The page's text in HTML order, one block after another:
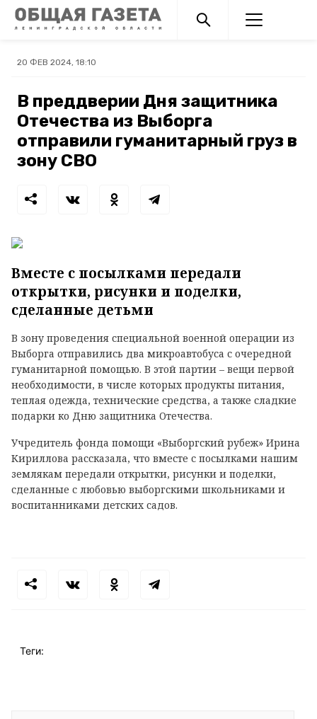
20 ФЕВ 2024, 18:10
В преддверии Дня защитника
Отечества из Выборга
отправили гуманитарный груз в
зону СВО
Вместе с посылками передали
открытки, рисунки и поделки,
сделанные детьми
В зону проведения специальной военной операции из
Выборга отправились два микроавтобуса с очередной
гуманитарной помощью. В этой партии – вещи первой
необходимости, в числе которых продукты питания,
теплая одежда, технические средства, а также сладкие
подарки ко Дню защитника Отечества.
Учредитель фонда помощи «Выборгский рубеж» Ирина
Кириллова рассказала, что вместе с посылками нашим
землякам передали открытки, рисунки и поделки,
сделанные с любовью выборгскими школьниками и
воспитанниками детских садов.
Теги: